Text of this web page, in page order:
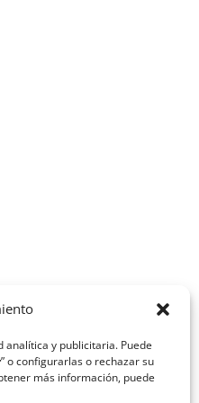
y publicitaria. Puede
” o configurarlas o rechazar su
más información, puede